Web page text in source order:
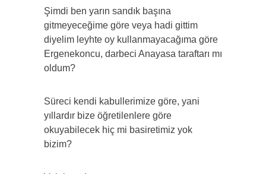
Şimdi ben yarın sandık başına
gitmeyeceğime göre veya hadi gittim
diyelim leyhte oy kullanmayacağıma göre
Ergenekoncu, darbeci Anayasa taraftarı mı
oldum?
Süreci kendi kabullerimize göre, yani
yıllardır bize öğretilenlere göre
okuyabilecek hiç mi basiretimiz yok
bizim?